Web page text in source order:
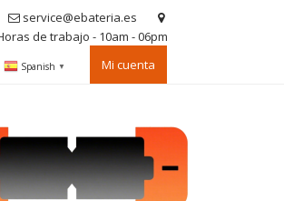
service@ebateria.es
de trabajo - 10am - 06pm
Spanish ▼ Mi cuenta